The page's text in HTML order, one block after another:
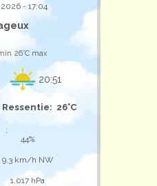
- 17:04
26°C max
20:51
26°C
;
44%
9,3 km/h NW
1.017 hPa